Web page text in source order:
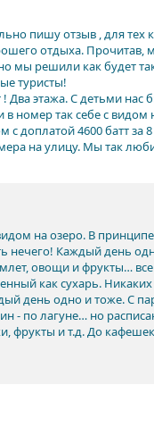
пишу отзыв , для
отдыха.
мы решили как будет
туристы!
Два этажа. С детьми нас
в номер так себе с
с доплатой 4600 батт
на улицу. Мы так
на озеро. В
нечего! Каждый день
овощи и фрукты…
как сухарь.
день одно и тоже. С
- по лагуне… но
фрукты и т.д. До